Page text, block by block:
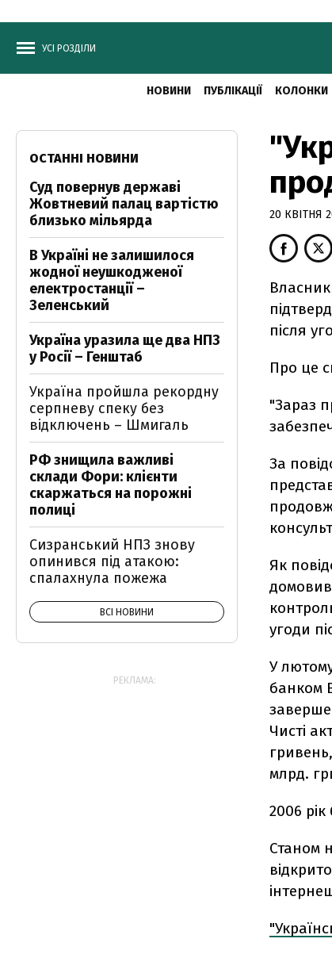
УСІ РОЗДІЛИ
НОВИНИ ПУБЛІКАЦІЇ КОЛОНКИ
20 КВІТНЯ
після
Про це
"Зараз
За
Як
угоди
У
банком
Чисті
млрд.
2006
Станом
ОСТАННІ НОВИНИ
Суд повернув державі
Жовтневий палац вартістю
близько мільярда
В Україні не залишилося
жодної неушкодженої
електростанції –
Зеленський
Україна уразила ще два НПЗ
у Росії – Генштаб
Україна пройшла рекордну
серпневу спеку без
відключень – Шмигаль
РФ знищила важливі
склади Фори: клієнти
скаржаться на порожні
полиці
Сизранський НПЗ знову
опинився під атакою:
спалахнула пожежа
ВСІ НОВИНИ
РЕКЛАМА: